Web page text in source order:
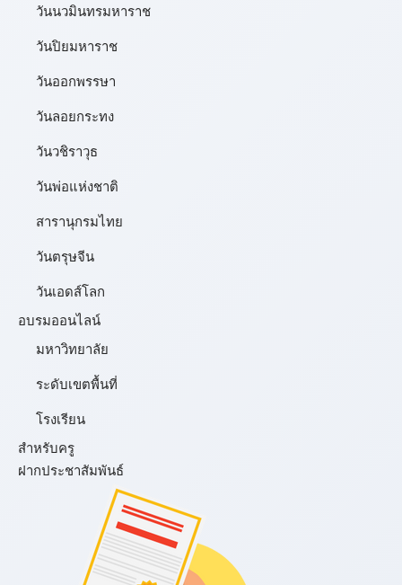
วันนวมินทรมหาราช
วันปิยมหาราช
วันออกพรรษา
วันลอยกระทง
วันวชิราวุธ
วันพ่อแห่งชาติ
สารานุกรมไทย
วันตรุษจีน
วันเอดส์โลก
อบรมออนไลน์
มหาวิทยาลัย
ระดับเขตพื้นที่
โรงเรียน
สำหรับครู
ฝากประชาสัมพันธ์